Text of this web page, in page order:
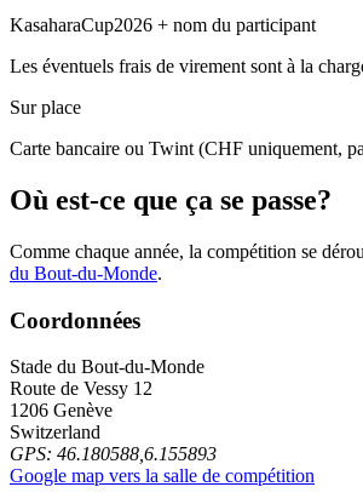
KasaharaCup2026 + nom du participant
Les éventuels frais de virement sont à la
Sur place
Carte bancaire ou Twint (CHF uniquement,
Où est-ce que ça se passe?
Comme chaque année, la compétition se
du Bout-du-Monde.
Coordonnées
Stade du Bout-du-Monde
Route de Vessy 12
1206 Genève
Switzerland
GPS: 46.180588,6.155893
Google map vers la salle de compétition